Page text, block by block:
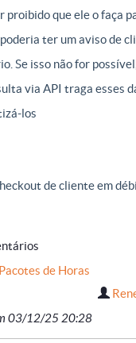
proibido que ele o faça
ter um aviso de
Se isso não for
via API traga esses
los
de cliente em
de Horas
03/12/25 20:28